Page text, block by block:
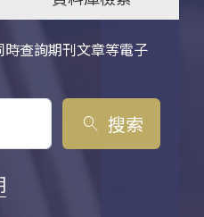
查詢期刊文章等電子
search 搜索